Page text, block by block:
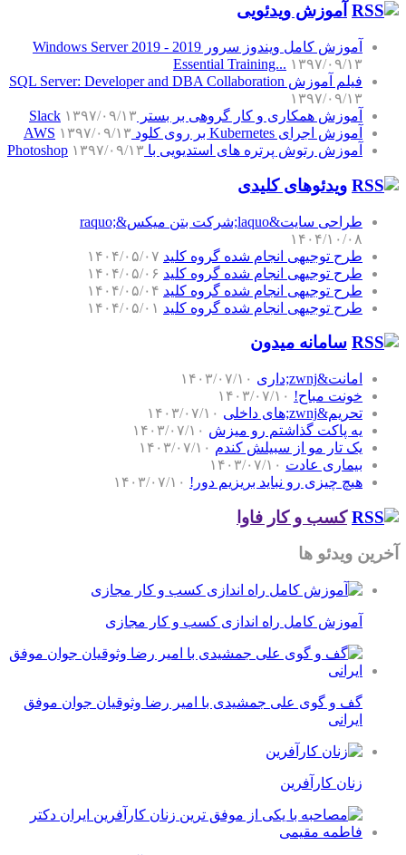
آموزش‌ ویدئویی
آموزش کامل ویندوز سرور 2019 - Windows Server 2019
Essential Training... ۱۳۹۷/۰۹/۱۳
فیلم آموزش SQL Server: Developer and DBA Collaboration
۱۳۹۷/۰۹/۱۳
آموزش همکاری و کار گروهی بر بستر Slack ۱۳۹۷/۰۹/۱۳
آموزش اجرای Kubernetes بر روی کلود AWS
۱۳۹۷/۰۹/۱۳
آموزش رتوش پرتره های استدیویی با Photoshop ۱۳۹۷/۰۹/۱۳
ویدئوهای کلیدی
طراحی سایت&laquo;شرکت بتن میکس&raquo;
۱۴۰۴/۱۰/۰۸
طرح توجیهی انجام شده گروه کلید ۱۴۰۴/۰۵/۰۷
طرح توجیهی انجام شده گروه کلید ۱۴۰۴/۰۵/۰۶
طرح توجیهی انجام شده گروه کلید ۱۴۰۴/۰۵/۰۴
طرح توجیهی انجام شده گروه کلید ۱۴۰۴/۰۵/۰۱
سامانه میدون
امانت&zwnj;داری
۱۴۰۳/۰۷/۱۰
خونت مباح! ۱۴۰۳/۰۷/۱۰
تحریم&zwnj;های داخلی
۱۴۰۳/۰۷/۱۰
یه پاکت گذاشتم رو میزش ۱۴۰۳/۰۷/۱۰
یک تار مو از سبیلش کندم ۱۴۰۳/۰۷/۱۰
بیماری عادت ۱۴۰۳/۰۷/۱۰
هیچ چیزی رو نباید بریزیم دور! ۱۴۰۳/۰۷/۱۰
کسب و کار فاوا
آخرین ویدئو ها
آموزش کامل راه اندازی کسب و کار مجازی
گف و گوی علی جمشیدی با امیر رضا وثوقیان جوان موفق
ایرانی
زنان کارآفرین